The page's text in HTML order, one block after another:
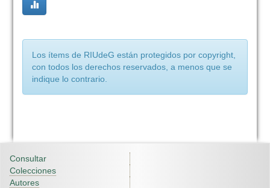
Los ítems de RIUdeG están protegidos por copyright,
con todos los derechos reservados, a menos que se
indique lo contrario.
Consultar
Colecciones
Autores